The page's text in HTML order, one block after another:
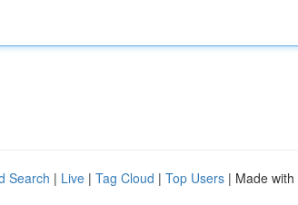
Search | Live | Tag Cloud | Top Users | Made with